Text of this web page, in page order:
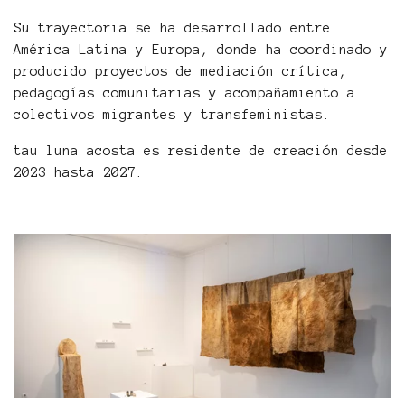
Su trayectoria se ha desarrollado entre
América Latina y Europa, donde ha coordinado y
producido proyectos de mediación crítica,
pedagogías comunitarias y acompañamiento a
colectivos migrantes y transfeministas.
tau luna acosta es residente de creación desde
2023 hasta 2027.